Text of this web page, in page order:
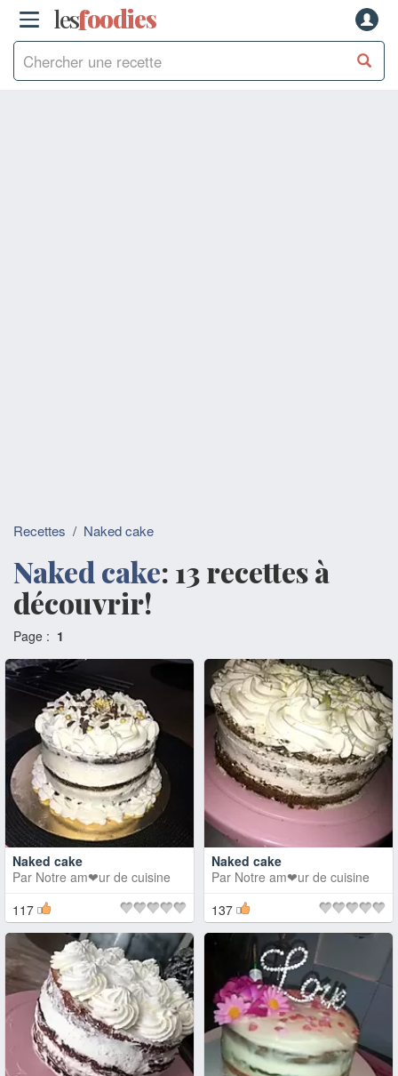
lesfoodies
Recettes / Naked cake
Naked cake: 13 recettes à
découvrir!
Page : 1
Naked cake
Par Notre am❤ur de cuisine
117
Naked cake
Par Notre am❤ur de cuisine
137